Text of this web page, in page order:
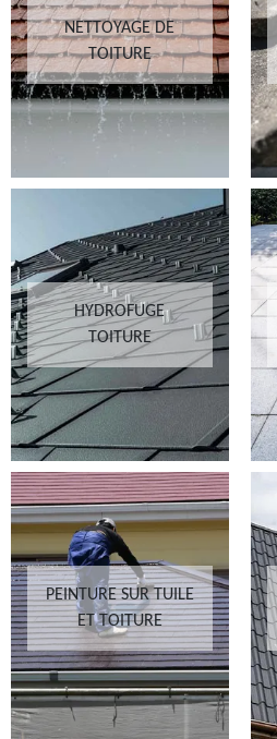
NETTOYAGE DE
TOITURE
HYDROFUGE
TOITURE
PEINTURE SUR TUILE
ET TOITURE